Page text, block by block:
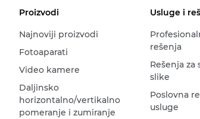
Proizvodi
Najnoviji proizvodi
Fotoaparati
Video kamere
Daljinsko
horizontalno/vertikalno
pomeranje i zumiranje
Usluge i
rešenja
Rešenja za
slike
Poslovna
usluge